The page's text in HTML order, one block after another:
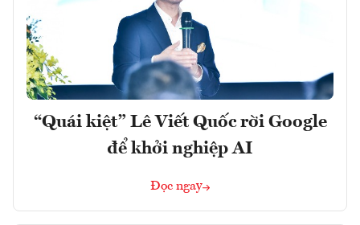
“Quái kiệt” Lê Viết Quốc rời Google
để khởi nghiệp AI
Đọc ngay